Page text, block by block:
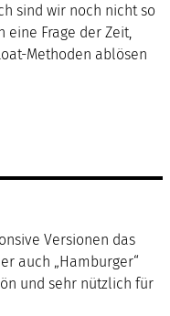
sind wir noch nicht so
eine Frage der Zeit,
Methoden ablösen
Versionen das
auch „Hamburger“
und sehr nützlich für